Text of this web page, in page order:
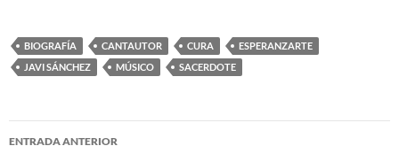
BIOGRAFÍA CANTAUTOR CURA
ESPERANZARTE
JAVI SÁNCHEZ
MÚSICO SACERDOTE
Navegación
ENTRADA ANTERIOR